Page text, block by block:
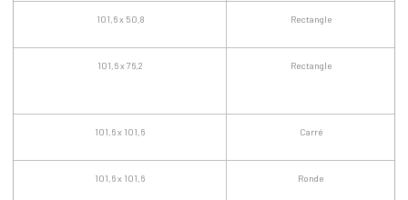
101,6 x 50,8 Rectangle
101,6 x 76,2 Rectangle
101,6 x 101,6 Carré
101,6 x 101,6 Ronde